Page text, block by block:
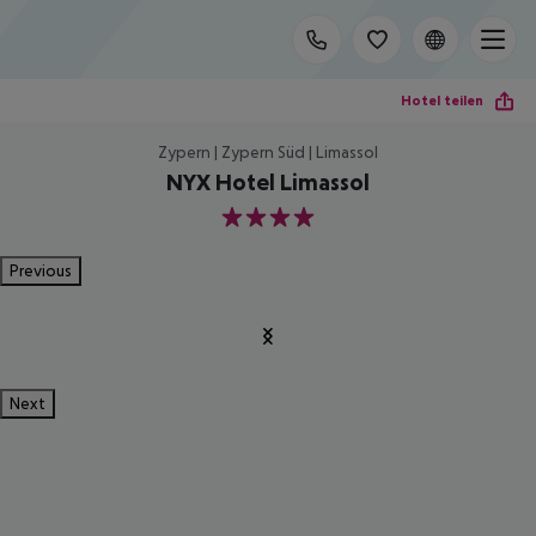
Hotel teilen
Zypern | Zypern Süd | Limassol
NYX Hotel Limassol
4
Previous
Next